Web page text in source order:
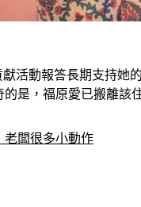
活動報答長期支持
是，福原愛已搬離該
老闆很多小動作